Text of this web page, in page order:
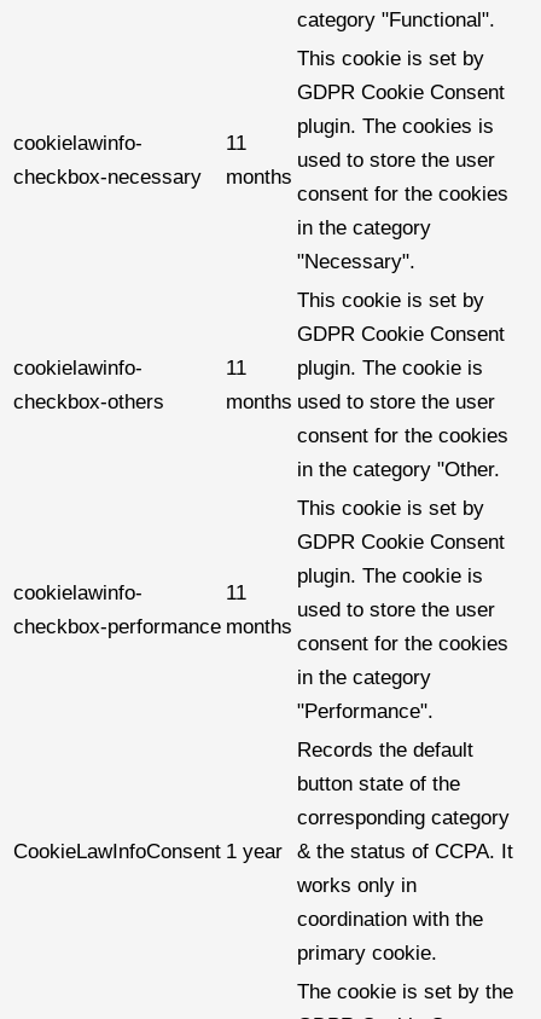
category "Functional".
cookielawinfo-
checkbox-necessary
11
months
This cookie is set by
GDPR Cookie Consent
plugin. The cookies is
used to store the user
consent for the cookies
in the category
"Necessary".
cookielawinfo-
checkbox-others
11
months
This cookie is set by
GDPR Cookie Consent
plugin. The cookie is
used to store the user
consent for the cookies
in the category "Other.
cookielawinfo-
checkbox-performance
11
months
This cookie is set by
GDPR Cookie Consent
plugin. The cookie is
used to store the user
consent for the cookies
in the category
"Performance".
CookieLawInfoConsent 1 year
Records the default
button state of the
corresponding category
& the status of CCPA. It
works only in
coordination with the
primary cookie.
The cookie is set by the